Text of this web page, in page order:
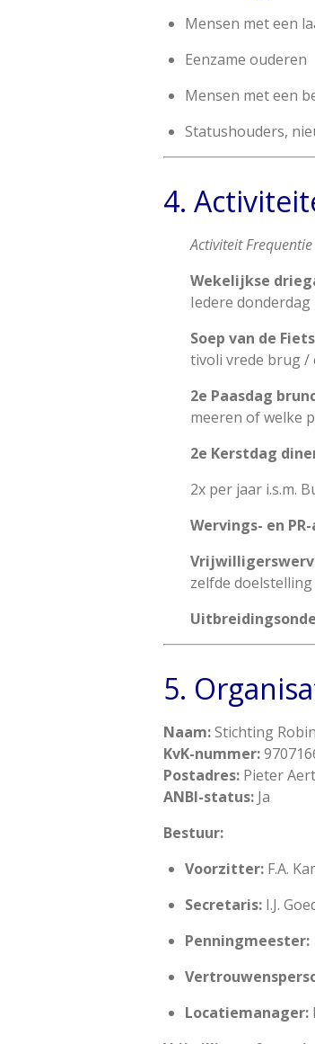
Mensen met een
Eenzame ouderen
Mensen met een
Statushouders,
4.
Activiteit
Wekelijkse
Iedere
Soep van de
tivoli vrede brug /
2e Paasdag
meeren of welke
2e Kerstdag
2x per jaar i.s.m.
Wervings- en
zelfde
5.
Naam:Stichting
KvK-nummer:
Postadres: Pieter
ANBI-status: Ja
Bestuur:
Voorzitter: F.A.
Secretaris: I.J.
Penningmeester:
Locatiemanager: